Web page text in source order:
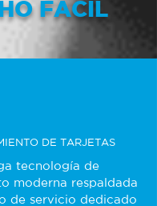
FACIL
DE TARJETAS
tecnología de
moderna respaldada
de servicio dedicado